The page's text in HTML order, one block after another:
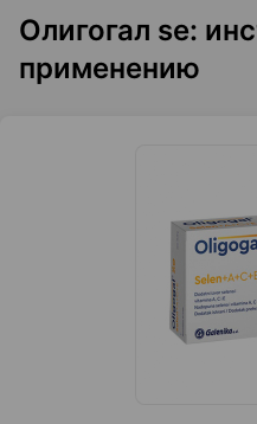
Олигогал se:
применению